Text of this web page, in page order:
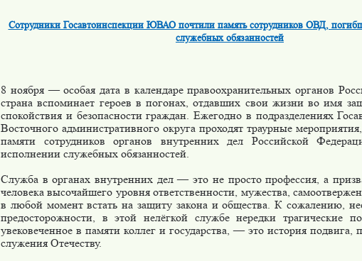
Сотрудники Госавтоинспекции ЮВАО почтили память сотрудников ОВД,
служебных обязанностей
8 ноября — особая дата в календаре правоохранительных органов
страна вспоминает героев в погонах, отдавших свои жизни во имя
спокойствия и безопасности граждан. Ежегодно в подразделениях
Восточного административного округа проходят траурные
памяти сотрудников органов внутренних дел Российской
исполнении служебных обязанностей.
Служба в органах внутренних дел — это не просто профессия, а
человека высочайшего уровня ответственности, мужества,
в любой момент встать на защиту закона и общества. К сожалению,
предосторожности, в этой нелёгкой службе нередки трагические
увековеченное в памяти коллег и государства, — это история подвига,
служения Отечеству.